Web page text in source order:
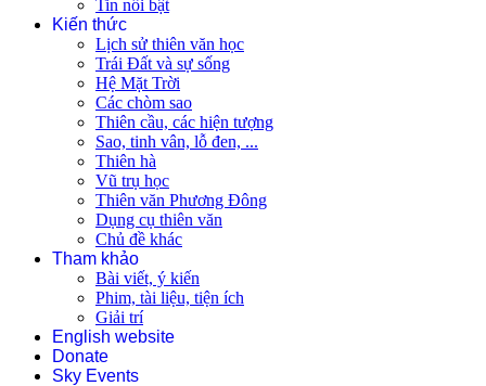
Tin nổi bật
Kiến thức
Lịch sử thiên văn học
Trái Đất và sự sống
Hệ Mặt Trời
Các chòm sao
Thiên cầu, các hiện tượng
Sao, tinh vân, lỗ đen, ...
Thiên hà
Vũ trụ học
Thiên văn Phương Đông
Dụng cụ thiên văn
Chủ đề khác
Tham khảo
Bài viết, ý kiến
Phim, tài liệu, tiện ích
Giải trí
English website
Donate
Sky Events